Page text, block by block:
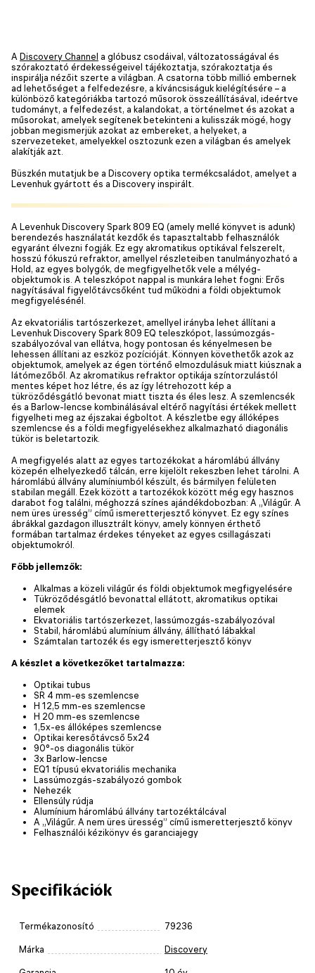
A Discovery Channel a glóbusz csodáival, változatosságával és
szórakoztató érdekességeivel tájékoztatja, szórakoztatja és
inspirálja nézőit szerte a világban. A csatorna több millió embernek
ad lehetőséget a felfedezésre, a kíváncsiságuk kielégítésére – a
különböző kategóriákba tartozó műsorok összeállításával, ideértve
tudományt, a felfedezést, a kalandokat, a történelmet és azokat a
műsorokat, amelyek segítenek betekinteni a kulisszák mögé, hogy
jobban megismerjük azokat az embereket, a helyeket, a
szervezeteket, amelyekkel osztozunk ezen a világban és amelyek
alakítják azt.
Büszkén mutatjuk be a Discovery optika termékcsaládot, amelyet a
Levenhuk gyártott és a Discovery inspirált.
A Levenhuk Discovery Spark 809 EQ (amely mellé könyvet is adunk)
berendezés használatát kezdők és tapasztaltabb felhasználók
egyaránt élvezni fogják. Ez egy akromatikus optikával felszerelt,
hosszú fókuszú refraktor, amellyel részleteiben tanulmányozható a
Hold, az egyes bolygók, de megfigyelhetők vele a mélyég-
objektumok is. A teleszkópot nappal is munkára lehet fogni: Erős
nagyításával figyelőtávcsőként tud működni a földi objektumok
megfigyelésénél.
Az ekvatoriális tartószerkezet, amellyel irányba lehet állítani a
Levenhuk Discovery Spark 809 EQ teleszkópot, lassúmozgás-
szabályozóval van ellátva, hogy pontosan és kényelmesen be
lehessen állítani az eszköz pozícióját. Könnyen követhetők azok az
objektumok, amelyek az égen történő elmozdulásuk miatt kiúsznak a
látómezőből. Az akromatikus refraktor optikája színtorzulástól
mentes képet hoz létre, és az így létrehozott kép a
tükröződésgátló bevonat miatt tiszta és éles lesz. A szemlencsék
és a Barlow-lencse kombinálásával eltérő nagyítási értékek mellett
figyelheti meg az éjszakai égboltot. A készletbe egy állóképes
szemlencse és a földi megfigyelésekhez alkalmazható diagonális
tükör is beletartozik.
A megfigyelés alatt az egyes tartozékokat a háromlábú állvány
közepén elhelyezkedő tálcán, erre kijelölt rekeszben lehet tárolni. A
háromlábú állvány alumíniumból készült, és bármilyen felületen
stabilan megáll. Ezek között a tartozékok között még egy hasznos
darabot fog találni, méghozzá színes ajándékdobozban: A „Világűr. A
nem üres üresség” című ismeretterjesztő könyvet. Ez egy színes
ábrákkal gazdagon illusztrált könyv, amely könnyen érthető
formában tartalmaz érdekes tényeket az egyes csillagászati
objektumokról.
Főbb jellemzők:
Alkalmas a közeli világűr és földi objektumok megfigyelésére
Tükröződésgátló bevonattal ellátott, akromatikus optikai
elemek
Ekvatoriális tartószerkezet, lassúmozgás-szabályozóval
Stabil, háromlábú alumínium állvány, állítható lábakkal
Számtalan tartozék és egy ismeretterjesztő könyv
A készlet a következőket tartalmazza:
Optikai tubus
SR 4 mm-es szemlencse
H 12,5 mm-es szemlencse
H 20 mm-es szemlencse
1,5x-es állóképes szemlencse
Optikai keresőtávcső 5x24
90°-os diagonális tükör
3x Barlow-lencse
EQ1 típusú ekvatoriális mechanika
Lassúmozgás-szabályozó gombok
Nehezék
Ellensúly rúdja
Alumínium háromlábú állvány tartozéktálcával
A „Világűr. A nem üres üresség” című ismeretterjesztő könyv
Felhasználói kézikönyv és garanciajegy
Specifikációk
Termékazonosító 79236
Márka Discovery